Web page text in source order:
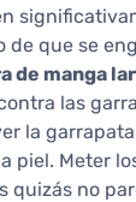
de que se
de manga
las
la
piel. Meter
quizás no